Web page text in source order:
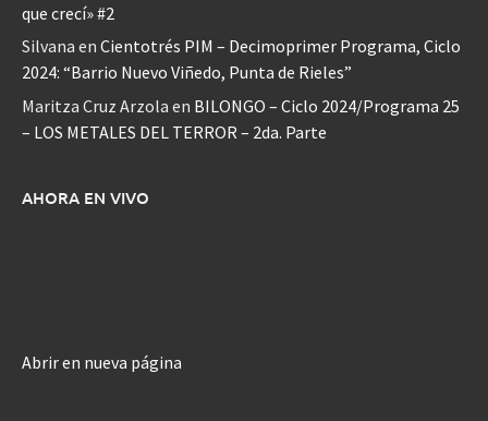
que crecí» #2
Silvana en Cientotrés PIM – Decimoprimer Programa, Ciclo
2024: “Barrio Nuevo Viñedo, Punta de Rieles”
Maritza Cruz Arzola en BILONGO – Ciclo 2024/Programa 25
– LOS METALES DEL TERROR – 2da. Parte
AHORA EN VIVO
Abrir en nueva página